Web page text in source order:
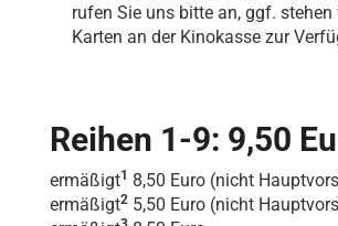
rufen Sie uns bitte an, ggf. stehen
Karten an der Kinokasse zur
Reihen 1-9: 9,50
ermäßigt1 8,50 Euro (nicht
ermäßigt2 5,50 Euro (nicht